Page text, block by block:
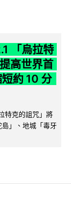
「烏拉特
高世界首
約 10 分
特克的詛咒」將
」、地城「毒牙